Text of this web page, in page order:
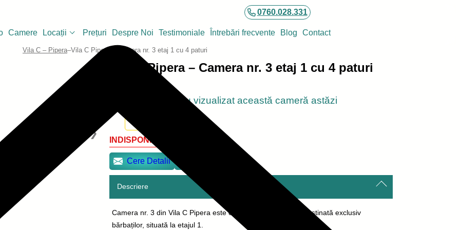
0760.028.331
Camere Locații Prețuri Despre Noi Testimoniale Întrebări frecvente Blog Contact
Vila C – Pipera–Vila C Pipera – Camera nr. 3 etaj 1 cu 4 paturi
Vila C Pipera – Camera nr. 3 etaj 1 cu 4 paturi
👁️ 11 persoane au vizualizat această cameră astăzi
INDISPONIBIL
Cere Detalii
Descriere
Camera nr. 3 din Vila C Pipera este o cameră confortabilă, destinată exclusiv
bărbaților, situată la etajul 1.